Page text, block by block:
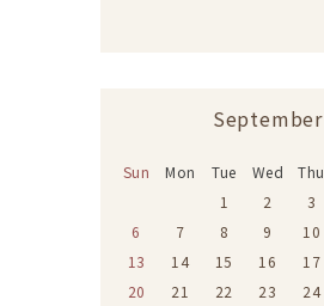
September
Sun Mon Tue Wed Thu
1
2 3
6
7 8 9 10
13
14 15 16 17
20
21 22 23 24